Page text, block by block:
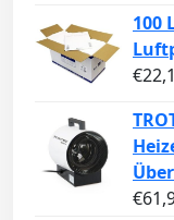
100
€
€